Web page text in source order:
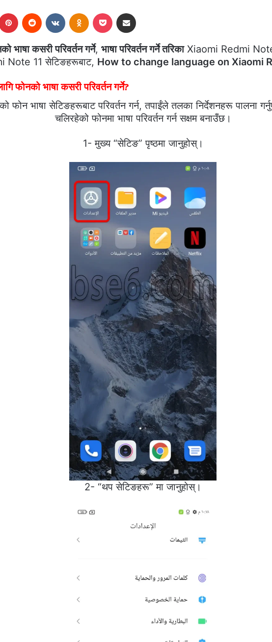
Pinterest Reddit VKontakteOdnoklassniki
Pocket
कसरी परिवर्तन गर्ने, भाषा परिवर्तन गर्ने तरिकाXiaomi Redmi Note
Note 11 सेटिङहरूबाट, How to change language on Xiaomi
भाषा कसरी परिवर्तन गर्ने?
भाषा सेटिङहरूबाट परिवर्तन गर्न, तपाईंले तलका निर्देशनहरू पालना
चलिरहेको फोनमा भाषा परिवर्तन गर्न सक्षम बनाउँछ।
1- मुख्य “सेटिङ” पृष्ठमा जानुहोस्।
2- “थप सेटिङहरू” मा जानुहोस्।